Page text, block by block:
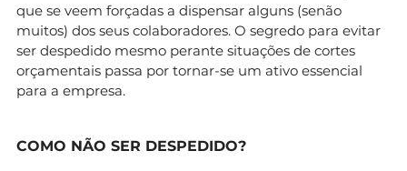
que se veem forçadas a dispensar alguns (senão
muitos) dos seus colaboradores. O segredo para evitar
ser despedido mesmo perante situações de cortes
orçamentais passa por tornar-se um ativo essencial
para a empresa.
COMO NÃO SER DESPEDIDO?